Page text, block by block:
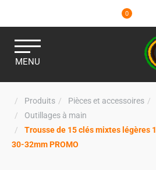
0
MENU
Produits Pièces et accessoires
Outillages à main
Trousse de 15 clés mixtes
30-32mm PROMO